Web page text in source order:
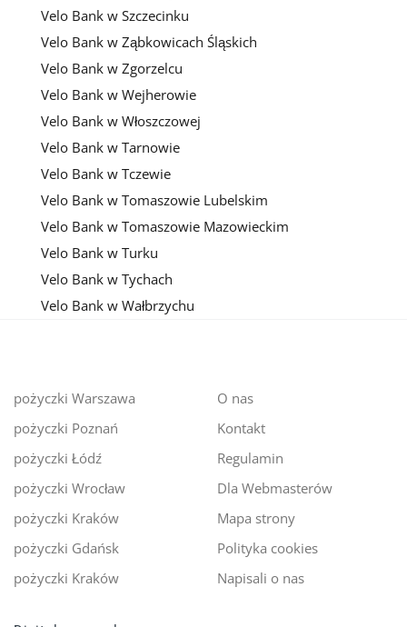
Velo Bank w Szczecinku
Velo Bank w Ząbkowicach Śląskich
Velo Bank w Zgorzelcu
Velo Bank w Wejherowie
Velo Bank w Włoszczowej
Velo Bank w Tarnowie
Velo Bank w Tczewie
Velo Bank w Tomaszowie Lubelskim
Velo Bank w Tomaszowie Mazowieckim
Velo Bank w Turku
Velo Bank w Tychach
Velo Bank w Wałbrzychu
pożyczki Warszawa
pożyczki Poznań
pożyczki Łódź
pożyczki Wrocław
pożyczki Kraków
pożyczki Gdańsk
pożyczki Kraków
O nas
Kontakt
Regulamin
Dla Webmasterów
Mapa strony
Polityka cookies
Napisali o nas